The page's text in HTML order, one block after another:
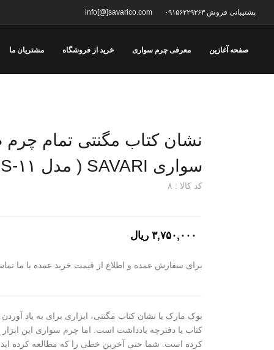
پشتیبانی فروش ۰۹۱۵۶۲۲۹۳۶۳ info[@]savarico.com
صفحه آغازین معرفی چرم سواری خرید از فروشگاه مشتریان ما
نشان کتاب مگنتی تمام چرم
سواری SAVARI ( مدل S-۱۱ )
کد کالا : ۸
۳,۷۵۰,۰۰۰ ریال
برای سفارش عمده و اطلاع از قیمت خرید عمده با ما
بوک مارک یا نشان کتاب مگنتی، ابزاری برای به یاد
کتاب یا دفترچه یادداشت است. اما چرم سواری این ابزار
کرده است. شما حتی آخرین خطی را که مطالعه کرده